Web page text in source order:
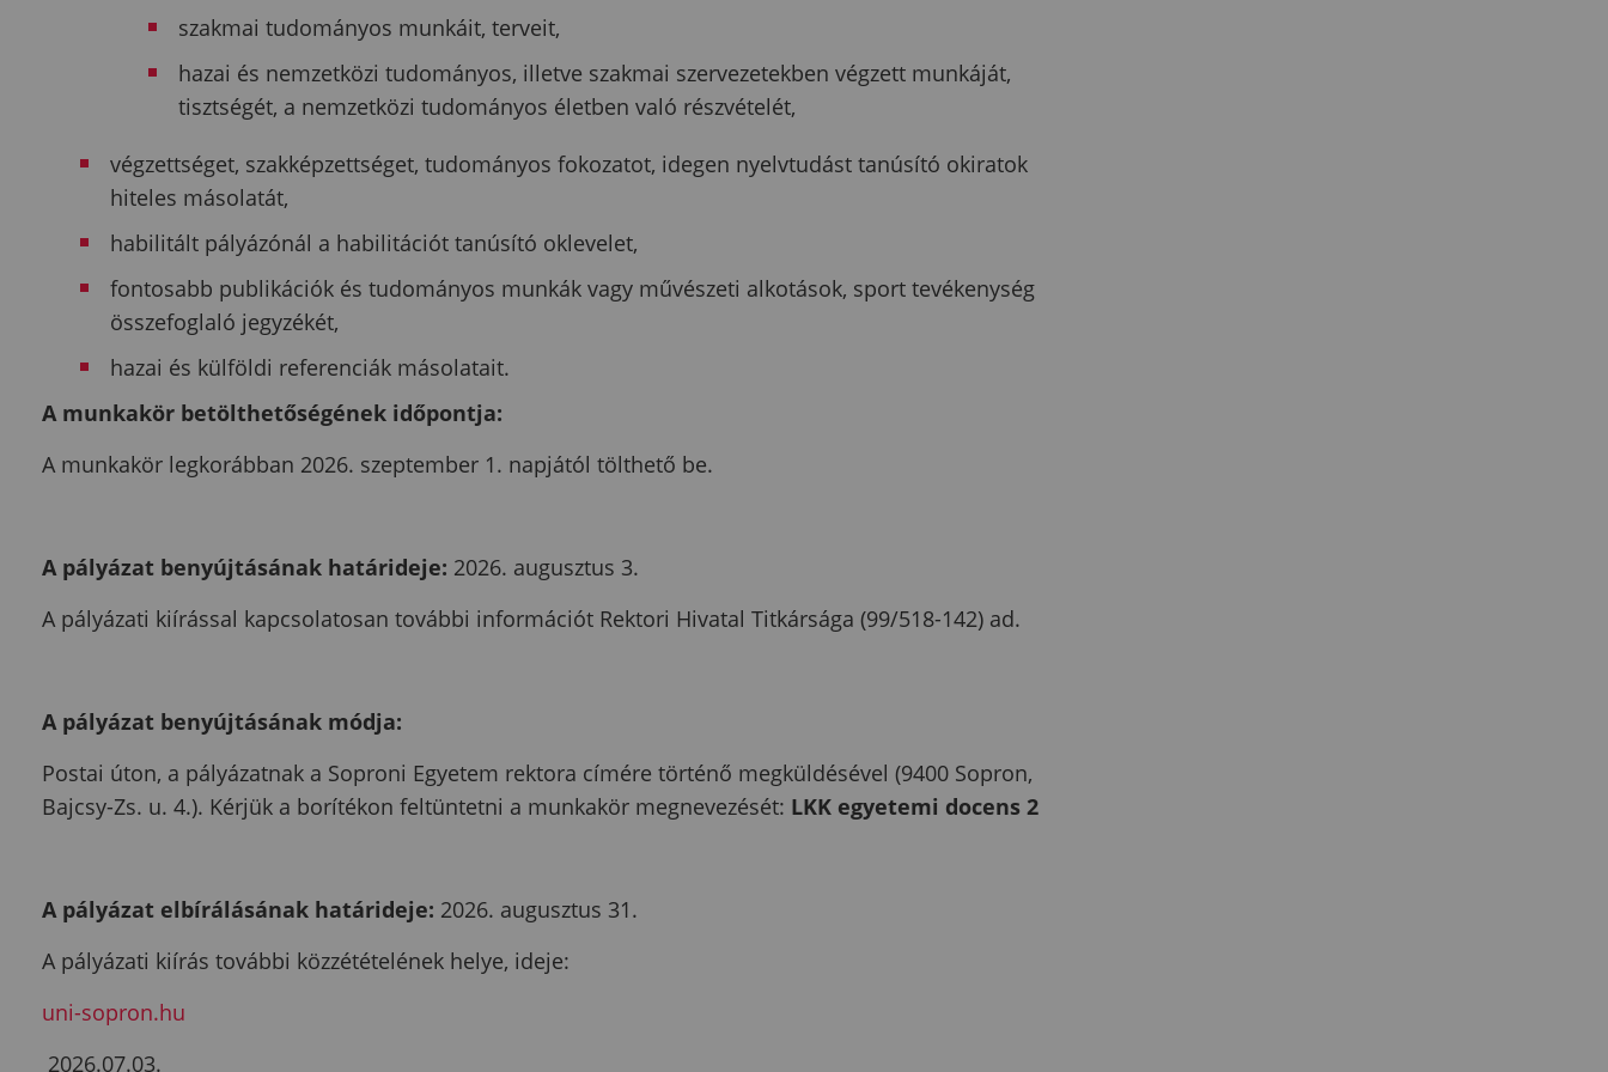
szakmai tudományos munkáit, terveit,
hazai és nemzetközi tudományos, illetve szakmai szervezetekben végzett munkáját,
tisztségét, a nemzetközi tudományos életben való részvételét,
végzettséget, szakképzettséget, tudományos fokozatot, idegen nyelvtudást tanúsító okiratok
hiteles másolatát,
habilitált pályázónál a habilitációt tanúsító oklevelet,
fontosabb publikációk és tudományos munkák vagy művészeti alkotások, sport tevékenység
összefoglaló jegyzékét,
hazai és külföldi referenciák másolatait.
A munkakör betölthetőségének időpontja:
A munkakör legkorábban 2026. szeptember 1. napjától tölthető be.
A pályázat benyújtásának határideje: 2026. augusztus 3.
A pályázati kiírással kapcsolatosan további információt Rektori Hivatal Titkársága (99/518-142) ad.
A pályázat benyújtásának módja:
Postai úton, a pályázatnak a Soproni Egyetem rektora címére történő megküldésével (9400 Sopron,
Bajcsy-Zs. u. 4.). Kérjük a borítékon feltüntetni a munkakör megnevezését: LKK egyetemi docens 2
A pályázat elbírálásának határideje: 2026. augusztus 31.
A pályázati kiírás további közzétételének helye, ideje:
uni-sopron.hu
2026.07.03.